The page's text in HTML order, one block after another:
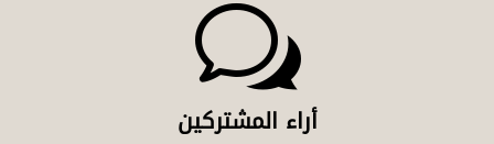
w
أراء المشتركين